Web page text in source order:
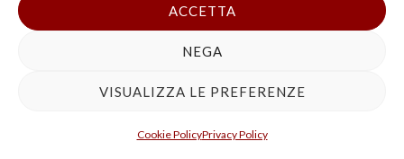
ACCETTA
NEGA
VISUALIZZA LE PREFERENZE
Cookie PolicyPrivacy Policy
la reputazione con il
espressione.